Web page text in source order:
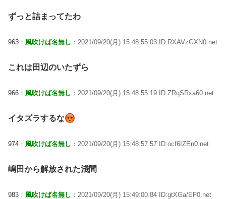
ずっと詰まってたわ
963： 風吹けば名無し ：2021/09/20(月) 15:48:55.03 ID:RXAVzGXN0.net
これは田辺のいたずら
966： 風吹けば名無し ：2021/09/20(月) 15:48:55.19 ID:ZRqSRxa60.net
イタズラするな
974： 風吹けば名無し ：2021/09/20(月) 15:48:57.57 ID:ocf6IZEn0.net
嶋田から解放された淺間
983： 風吹けば名無し ：2021/09/20(月) 15:49:00.84 ID:gtXGa/EF0.net